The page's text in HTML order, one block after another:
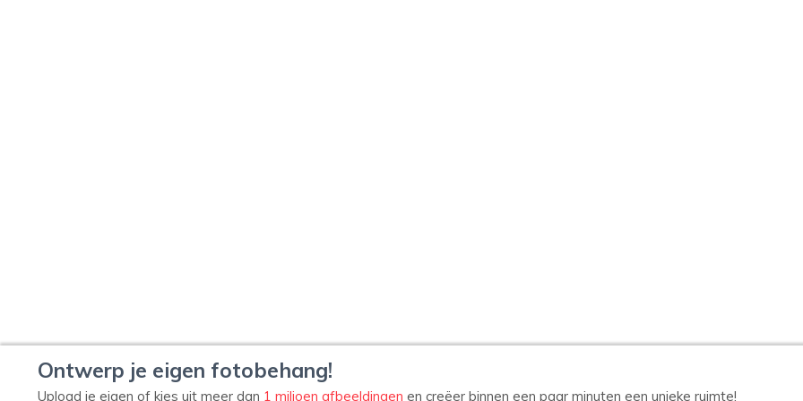
Ontwerp je eigen fotobehang!
Upload je eigen of kies uit meer dan 1 miljoen afbeeldingen en creëer binnen een paar minuten een unieke ruimte!